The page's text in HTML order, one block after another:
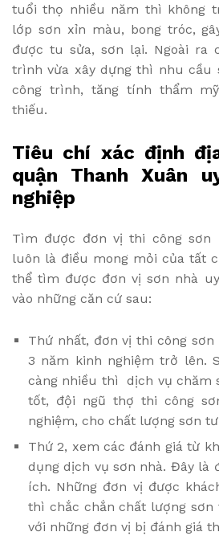
tuổi thọ nhiều năm thì không
lớp sơn xỉn màu, bong tróc,
được tu sửa, sơn lại. Ngoài ra
trình vừa xây dựng thì nhu cầu
công trình, tăng tính thẩm
thiếu.
Tiêu chí xác định
quận Thanh Xuân
nghiệp
Tìm được đơn vị thi công sơn
luôn là điều mong mỏi của tất
thể tìm được đơn vị sơn nhà
vào những căn cứ sau:
Thứ nhất, đơn vị thi công
3 năm kinh nghiệm trở lên.
càng nhiều thì dịch vụ chăm
tốt, đội ngũ thợ thi công
nghiệm, cho chất lượng sơn
Thứ 2, xem các đánh giá từ
dụng dịch vụ sơn nhà. Đây là
ích. Những đơn vị được
thì chắc chắn chất lượng sơn
với những đơn vị bị đánh giá